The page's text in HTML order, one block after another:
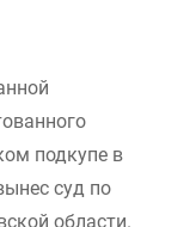
подкупе в
суд по
области.